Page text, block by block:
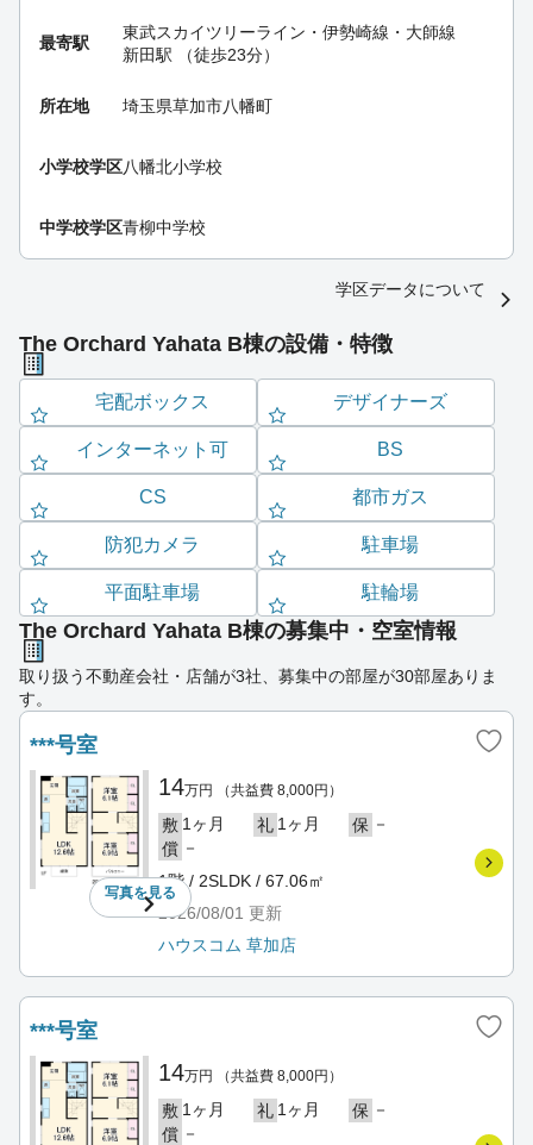
最寄駅
東武スカイツリーライン・伊勢崎線・大師線
新田駅 （徒歩23分）
所在地 埼玉県草加市八幡町
小学校学区八幡北小学校
中学校学区青柳中学校
学区データについて
The Orchard Yahata B棟の設備・特徴
宅配ボックス デザイナーズ
インターネット可 BS
CS 都市ガス
防犯カメラ 駐車場
平面駐車場 駐輪場
The Orchard Yahata B棟の募集中・空室情報
取り扱う不動産会社・店舗が3社、募集中の部屋が30部屋ありま
す。
***号室
写真を見る
14万円 （共益費 8,000円）
敷 1ヶ月 礼 1ヶ月 保 －
償 －
1階 / 2SLDK / 67.06㎡
2026/08/01 更新
ハウスコム 草加店
***号室
14万円 （共益費 8,000円）
敷 1ヶ月 礼 1ヶ月 保 －
償 －